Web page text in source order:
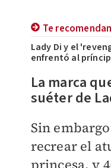
Te
Lady Di y el
enfrentó al
La marca
suéter de
Sin
recrear el
princesa, y